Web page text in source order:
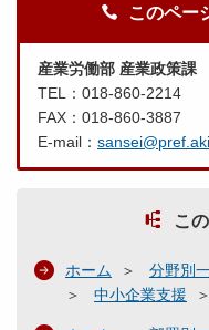
このペー
産業労働部 産業政策課
TEL：018-860-2214
FAX：018-860-3887
E-mail：
こ
ホーム 分野別
中小企業支援